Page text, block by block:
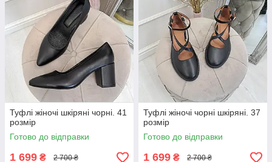
Туфлі жіночі шкіряні чорні. 41
розмір
Готово до відправки
1 699 ₴ 2 700 ₴
Туфлі жіночі чорні шкіряні. 37
розмір
Готово до відправки
1 699 ₴ 2 700 ₴